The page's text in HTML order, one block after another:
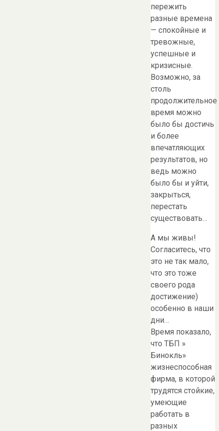
пережить
разные времена
— спокойные и
тревожные,
успешные и
кризисные.
Возможно, за
столь
продолжительное
время можно
было бы достичь
и более
впечатляющих
результатов, но
ведь можно
было бы и уйти,
закрыться,
перестать
существовать…
А мы живы!
Согласитесь, что
это не так мало,
что это тоже
своего рода
достижение)
особенно в наши
дни…
Время показало,
что ТБП »
Бинокль»
жизнеспособная
фирма, в которой
трудятся стойкие,
умеющие
работать в
разных